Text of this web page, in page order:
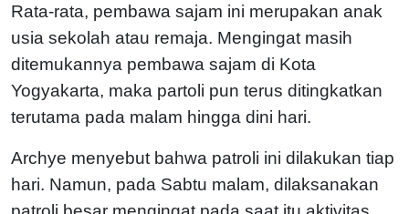
Rata-rata, pembawa sajam ini merupakan anak
usia sekolah atau remaja. Mengingat masih
ditemukannya pembawa sajam di Kota
Yogyakarta, maka partoli pun terus ditingkatkan
terutama pada malam hingga dini hari.
Archye menyebut bahwa patroli ini dilakukan tiap
hari. Namun, pada Sabtu malam, dilaksanakan